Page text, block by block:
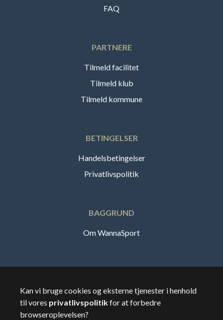
FAQ
PARTNERE
Tilmeld facilitet
Tilmeld klub
Tilmeld kommune
BETINGELSER
Handelsbetingelser
Privatlivspolitik
BAGGRUND
Om WannaSport
🇸🇪Sverige
Kan vi bruge cookies og eksterne tjenester i henhold
til vores privatlivspolitikfor at forbedre
browseroplevelsen?